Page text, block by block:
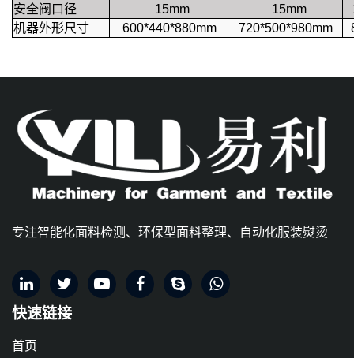
安全阀口径
15mm 15mm
机器外形尺寸
600*440*880mm 720*500*980mm
专注智能化面料检测、环保型面料整理、自动化服装熨烫
快速链接
首页